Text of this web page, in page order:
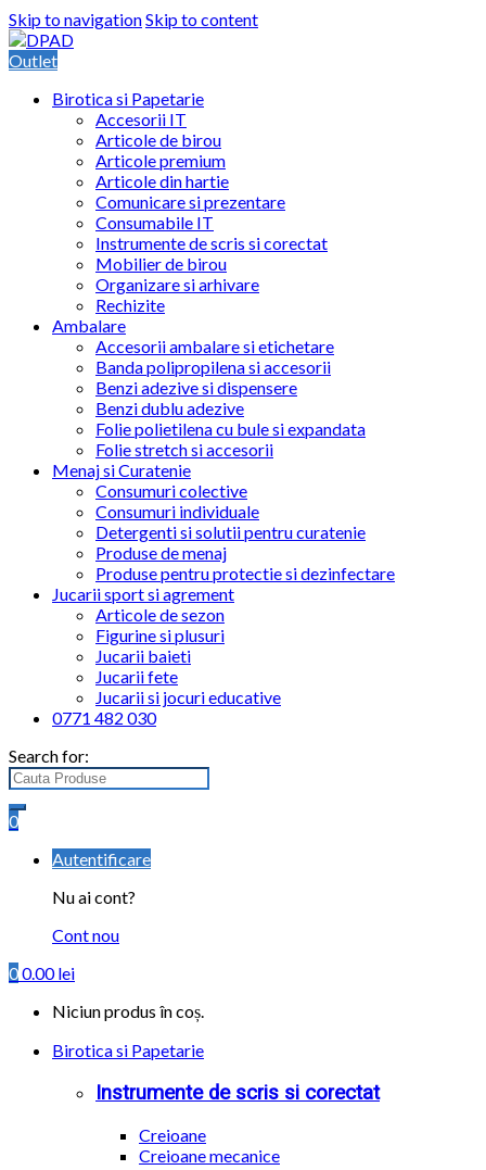
Skip to navigationSkip to content
Outlet
Birotica si Papetarie
Accesorii IT
Articole de birou
Articole premium
Articole din hartie
Comunicare si prezentare
Consumabile IT
Instrumente de scris si corectat
Mobilier de birou
Organizare si arhivare
Rechizite
Ambalare
Accesorii ambalare si etichetare
Banda polipropilena si accesorii
Benzi adezive si dispensere
Benzi dublu adezive
Folie polietilena cu bule si expandata
Folie stretch si accesorii
Menaj si Curatenie
Consumuri colective
Consumuri individuale
Detergenti si solutii pentru curatenie
Produse de menaj
Produse pentru protectie si dezinfectare
Jucarii sport si agrement
Articole de sezon
Figurine si plusuri
Jucarii baieti
Jucarii fete
Jucarii si jocuri educative
0771 482 030
Search for:
0
Autentificare
Nu ai cont?
Cont nou
00.00lei
Niciun produs în coș.
Birotica si Papetarie
Instrumente de scris si corectat
Creioane
Creioane mecanice